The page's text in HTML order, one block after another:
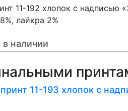
11-192 хлопок с надписью
лайкра 2%
в наличии
11-193 хлопок с